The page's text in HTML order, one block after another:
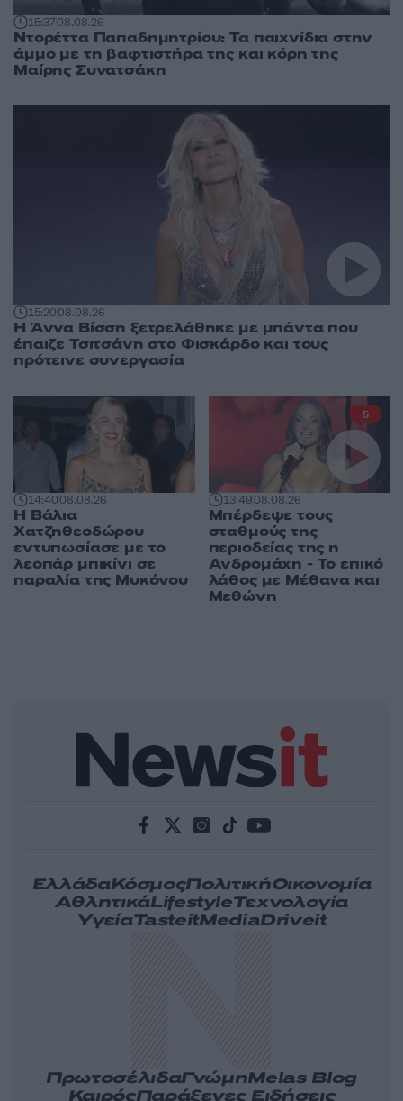
15:3708.08.26
Ντορέττα Παπαδημητρίου: Τα παιχνίδια στην
άμμο με τη βαφτιστήρα της και κόρη της
Μαίρης Συνατσάκη
15:2008.08.26
Η Άννα Βίσση ξετρελάθηκε με μπάντα που
έπαιζε Τσιτσάνη στο Φισκάρδο και τους
πρότεινε συνεργασία
14:4008.08.26
Η Βάλια
Χατζηθεοδώρου
εντυπωσίασε με το
λεοπάρ μπικίνι σε
παραλία της Μυκόνου
13:4908.08.26
Μπέρδεψε τους
σταθμούς της
περιοδείας της η
Ανδρομάχη - Το επικό
λάθος με Μέθανα και
Μεθώνη
5
ΕλλάδαΚόσμοςΠολιτικήΟικονομία
ΑθλητικάLifestyleΤεχνολογία
ΥγείαTasteitMediaDriveit
ΠρωτοσέλιδαΓνώμηMelas Blog
ΚαιρόςΠαράξενες Ειδήσεις